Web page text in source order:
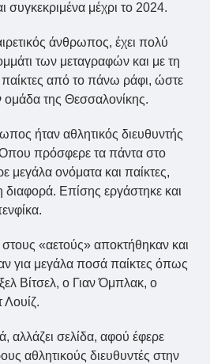
συγκεκριμένα μέχρι το 2024.
άνθρωπος, έχει πολύ
των μεταγραφών και με τη
παίκτες από το πάνω ράφι, ώστε
ομάδα της Θεσσαλονίκης.
ήταν αθλητικός διευθυντής
πρόσφερε τα πάντα στο
μεγάλα ονόματα και παίκτες,
Επίσης εργάστηκε και
στους «αετούς» αποκτήθηκαν και
για μεγάλα ποσά παίκτες όπως
Βίτσελ, ο Γιαν Όμπλακ, ο
Λουίζ.
αλλάζει σελίδα, αφού έφερε
αθλητικούς διευθυντές στην